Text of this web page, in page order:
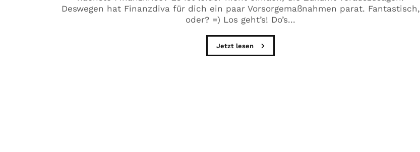
Deswegen hat Finanzdiva für dich ein paar Vorsorgemaßnahmen parat. Fantastisch,
oder? =) Los geht’s! Do’s...
Jetzt lesen